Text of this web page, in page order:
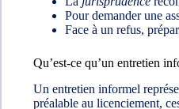
Pour demander une
Face à un refus,
Qu’est-ce qu’un entretien
Un entretien informel
préalable au licenciement,